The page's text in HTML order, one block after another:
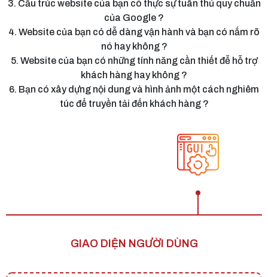
3. Cấu trúc website của bạn có thực sự tuân thủ quy chuẩn
của Google ?
4. Website của bạn có dễ dàng vận hành và bạn có nắm rõ
nó hay không ?
5. Website của bạn có những tính năng cần thiết đễ hỗ trợ
khách hàng hay không ?
6. Bạn có xây dựng nội dung và hình ảnh một cách nghiêm
túc để truyền tải đến khách hàng ?
GIAO DIỆN NGƯỜI DÙNG
TƯƠNG THÍCH VỚI MỌI THIẾT BỊ TRUY CẬP
CẤU TRÚC & NỘI DUNG CHUẨN SEO
DỄ DÀNG VẬN HÀNH & PHÁT TRIỂN
ĐẦY ĐỦ TÍNH NĂNG CẦN THIẾT
NỘI DUNG & HÌNH ẢNH